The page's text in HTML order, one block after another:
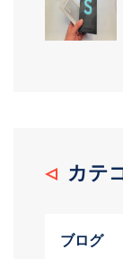
カテ
ブログ